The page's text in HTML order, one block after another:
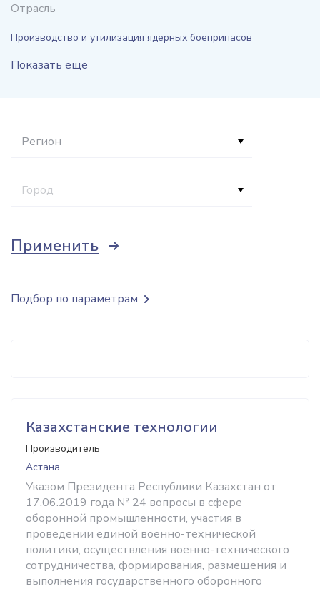
Отрасль
Производство и утилизация ядерных боеприпасов
Показать еще
Регион
Город
Применить
Казахстанские технологии
Производитель
Астана
Указом Президента Республики Казахстан от
17.06.2019 года № 24 вопросы в сфере
оборонной промышленности, участия в
проведении единой военно-технической
политики, осуществления военно-технического
сотрудничества, формирования, размещения и
выполнения государственного оборонного
Подбор по параметрам